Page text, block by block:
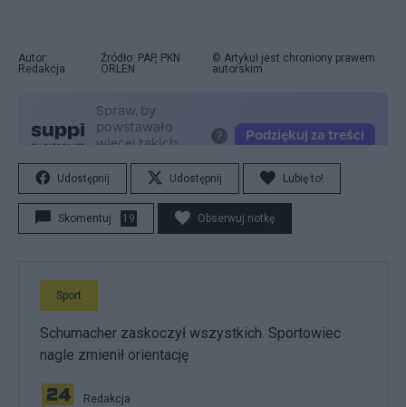
Autor:
Redakcja
Źródło: PAP, PKN
ORLEN
© Artykuł jest chroniony prawem
autorskim.
Udostępnij Udostępnij Lubię to!
Skomentuj 19 Obserwuj notkę
Sport
Schumacher zaskoczył wszystkich. Sportowiec
nagle zmienił orientację
Redakcja